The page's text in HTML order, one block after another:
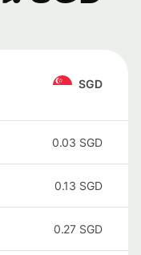
SGD
0.03 SGD
0.13 SGD
0.27 SGD